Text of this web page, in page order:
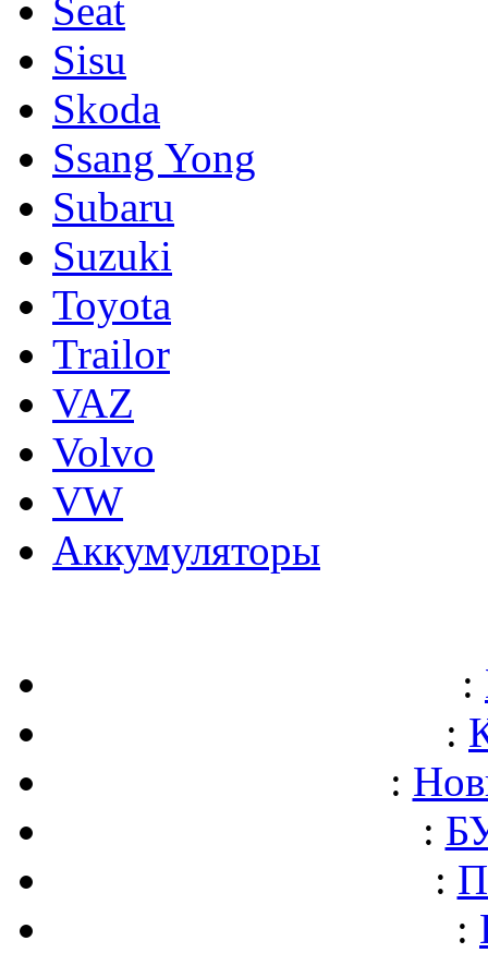
Seat
Sisu
Skoda
Ssang Yong
Subaru
Suzuki
Toyota
Trailor
VAZ
Volvo
VW
Аккумуляторы
:
:
:
:
:
: